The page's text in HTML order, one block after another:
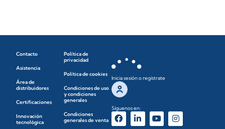
Contacto
Asistencia
Área de
distribuidores
Certificaciones
Innovación
tecnológica
Política de
privacidad
Política de cookies
Condiciones de uso
y condiciones
generales
Condiciones
generales de venta
Inicia sesión o regístrate
Síguenos en: